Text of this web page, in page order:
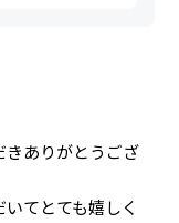
きありがとうござ
てとても嬉しく